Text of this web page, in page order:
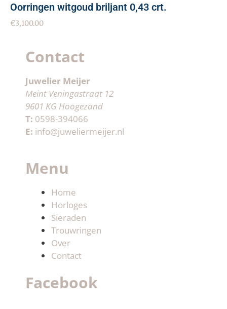
Oorringen witgoud briljant 0,43 crt.
€3,100.00
Contact
Juwelier Meijer
Meint Veningastraat 12
9601 KG Hoogezand
T: 0598-394066
E: info@juweliermeijer.nl
Menu
Home
Horloges
Sieraden
Trouwringen
Over
Contact
Facebook